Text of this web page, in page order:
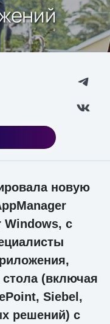
новую
Windows, с
стола (включая
Siebel,
решений) с